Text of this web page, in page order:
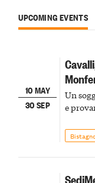
UPCOMING EVENTS
10 MAY
30 SEP
Un
e